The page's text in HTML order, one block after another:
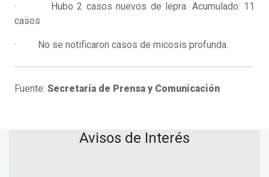
· Hubo 2 casos nuevos de lepra. Acumulado: 11
casos
· No se notificaron casos de micosis profunda.
Fuente: Secretaría de Prensa y Comunicación
Avisos de Interés